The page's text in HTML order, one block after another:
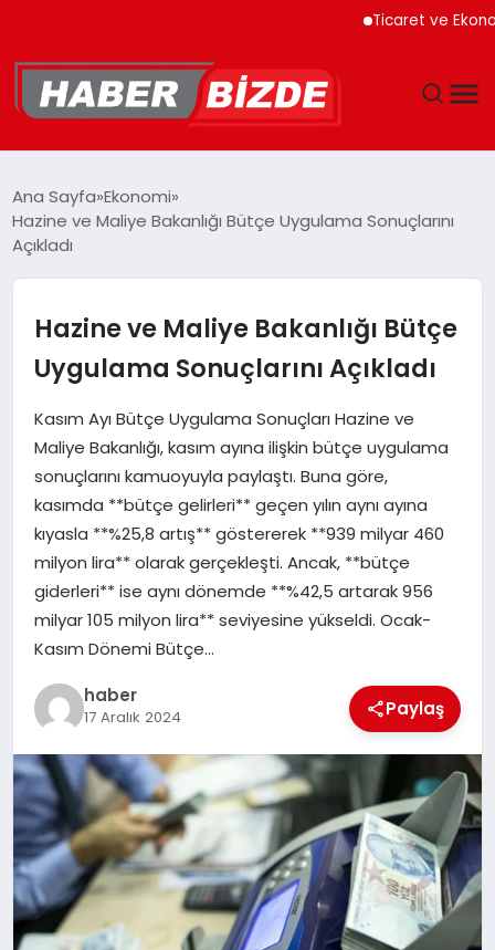
Ticaret ve
YAŞAM
SPOR
TEKNOLOJI
Ana Sayfa Ekonomi
Hazine ve Maliye Bakanlığı Bütçe Uygulama Sonuçlarını
Açıkladı
Hazine ve Maliye Bakanlığı Bütçe
Uygulama Sonuçlarını Açıkladı
Kasım Ayı Bütçe Uygulama Sonuçları Hazine ve
Maliye Bakanlığı, kasım ayına ilişkin bütçe uygulama
sonuçlarını kamuoyuyla paylaştı. Buna göre,
kasımda **bütçe gelirleri** geçen yılın aynı ayına
kıyasla **%25,8 artış** göstererek **939 milyar 460
milyon lira** olarak gerçekleşti. Ancak, **bütçe
giderleri** ise aynı dönemde **%42,5 artarak 956
milyar 105 milyon lira** seviyesine yükseldi. Ocak-
Kasım Dönemi Bütçe…
haber
17 Aralık 2024 Paylaş